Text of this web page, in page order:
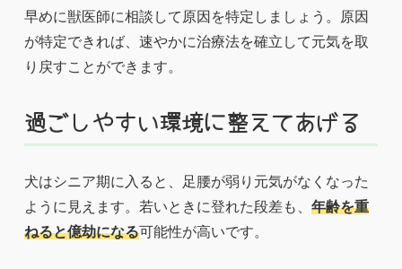
早めに獣医師に相談して原因を特定しましょう。原因
が特定できれば、速やかに治療法を確立して元気を取
り戻すことができます。
過ごしやすい環境に整えてあげる
犬はシニア期に入ると、足腰が弱り元気がなくなった
ように見えます。若いときに登れた段差も、 年齢を重
ねると億劫になる可能性が高いです。